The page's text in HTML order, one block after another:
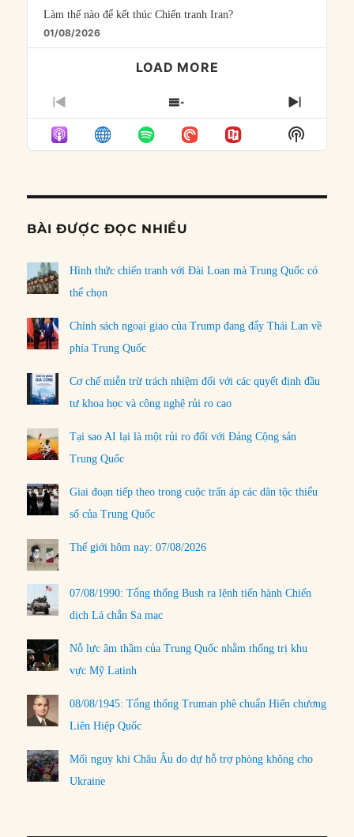
Làm thế nào để kết thúc Chiến tranh Iran?
01/08/2026
LOAD MORE
PREVIOUS
EPISODE
SHOW
EPISODES
LIST
NEXT
Show
Podcast
BÀI ĐƯỢC ĐỌC NHIỀU
Hình thức chiến tranh với Đài Loan mà Trung Quốc có
thể chọn
Chính sách ngoại giao của Trump đang đẩy Thái Lan về
phía Trung Quốc
Cơ chế miễn trừ trách nhiệm đối với các quyết định đầu
tư khoa học và công nghệ rủi ro cao
Tại sao AI lại là một rủi ro đối với Đảng Cộng sản
Trung Quốc
Giai đoạn tiếp theo trong cuộc trấn áp các dân tộc thiểu
số của Trung Quốc
Thế giới hôm nay: 07/08/2026
07/08/1990: Tổng thống Bush ra lệnh tiến hành Chiến
dịch Lá chắn Sa mạc
Nỗ lực âm thầm của Trung Quốc nhằm thống trị khu
vực Mỹ Latinh
08/08/1945: Tổng thống Truman phê chuẩn Hiến chương
Liên Hiệp Quốc
Mối nguy khi Châu Âu do dự hỗ trợ phòng không cho
Ukraine